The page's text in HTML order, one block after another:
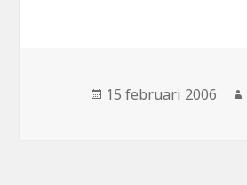
Geplaatst
15 februari 2006